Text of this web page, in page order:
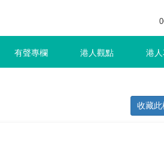
有聲專欄 港人觀點 港
收藏此